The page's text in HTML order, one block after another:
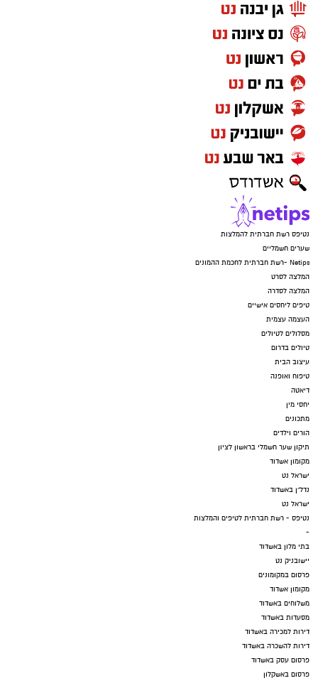
נטיפס רשת חברתית להמלצות
שערים חשמליים
Netips -רשת חברתית לחכמת ההמונים
המלצה לסרט
המלצה לסדרה
טיפים ליחסים אישיים
העצמה עצמית
מסלולים לטיולים
טיולים בדרום
עיצוב הבית
טיפוח ואופנה
דיאטה
יחסי מין
מתכונים
הורים וילדים
תיקון שער חשמלי בראשון לציון
מקומון אשדוד
ישראל נט
נדל"ן באשדוד
ישראל נט
נטיפס - רשת חברתית לטיפים והמלצות
-
בתי מלון באשדוד
יישובניק נט
פרסום במקומונים
מקומון אשדוד
משלוחים באשדוד
מסעדות באשדוד
דירות למכירה באשדוד
דירות להשכרה באשדוד
פרסום עסק באשדוד
פרסום באשקלון